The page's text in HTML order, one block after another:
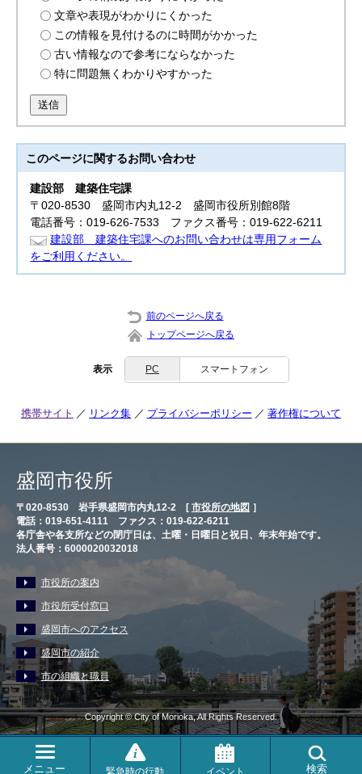
文章や表現がわかりにくかった
この情報を見付けるのに時間がかかった
古い情報なので参考にならなかった
特に問題無くわかりやすかった
送信
このページに関するお問い合わせ
建設部建築住宅課
〒020-8530 盛岡市内丸12-2 盛岡市役所別館8階
電話番号：019-626-7533 ファクス番号：019-622-6211
建設部 建築住宅課へのお問い合わせは専用フォーム
をご利用ください。
前のページへ戻る
トップページへ戻る
表示 PC スマートフォン
メニュー 緊急時の行動 イベント 検索
携帯サイト リンク集 プライバシーポリシー 著作権について
盛岡市役所
〒020-8530 岩手県盛岡市内丸12-2 [ 市役所の地図 ］
電話：019-651-4111 ファクス：019-622-6211
各庁舎や各支所などの閉庁日は、土曜・日曜日と祝日、年末年始です。
法人番号：6000020032018
市役所の案内
市役所受付窓口
盛岡市へのアクセス
盛岡市の紹介
市の組織と職員
Copyright © City of Morioka, All Rights Reserved.